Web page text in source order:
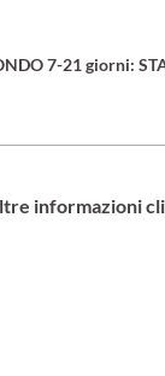
7-21 giorni:
informazioni